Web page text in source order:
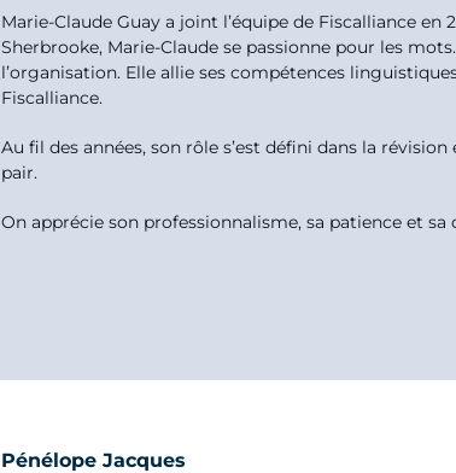
Marie-Claude Guay a joint l’équipe de Fiscalliance
Sherbrooke, Marie-Claude se passionne pour les
l’organisation. Elle allie ses compétences
Fiscalliance.
Au fil des années, son rôle s’est défini dans la
pair.
On apprécie son professionnalisme, sa patience et sa
Pénélope Jacques